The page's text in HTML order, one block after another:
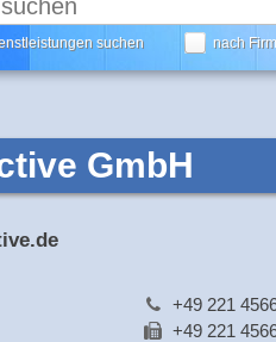
suchen nach
GmbH
+49 221
+49 221